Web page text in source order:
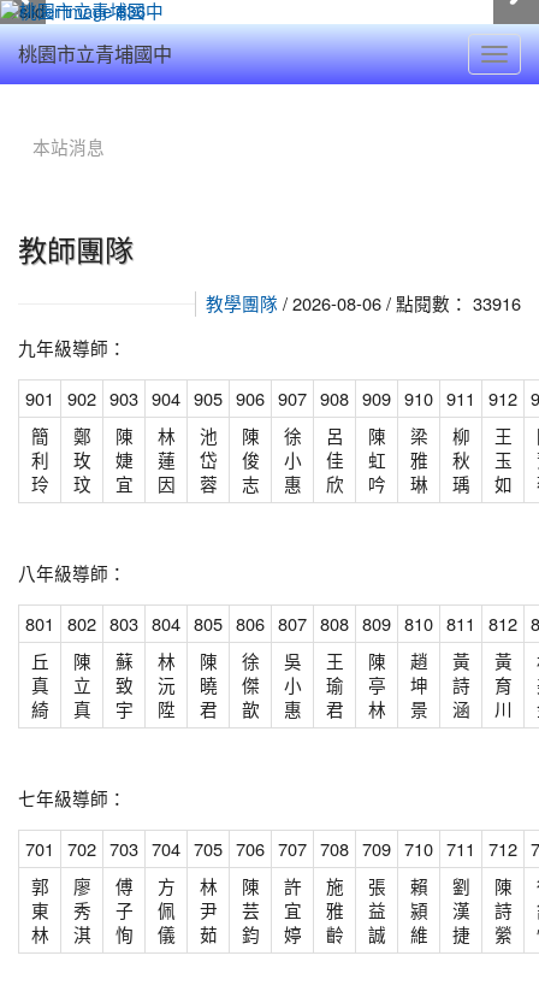
桃園市立青埔國中
本站消息
教師團隊
教學團隊 / 2026-08-06 / 點閱數： 33916
九年級導師：
901
902 903 904 905 906 907 908 909 910 911 912
簡
利
玲
鄭
玫
玟
陳
婕
宜
林
蓮
因
池
岱
蓉
陳
俊
志
徐
小
惠
呂
佳
欣
陳
虹
吟
梁
雅
琳
柳
秋
瑀
王
玉
如
八年級導師：
801
802 803 804 805 806 807 808 809 810 811 812
丘
真
綺
陳
立
真
蘇
致
宇
林
沅
陞
陳
曉
君
徐
傑
歆
吳
小
惠
王
瑜
君
陳
亭
林
趙
坤
景
黃
詩
涵
黃
育
川
七年級導師：
701
702 703 704 705 706 707 708 709 710 711 712
郭
東
林
廖
秀
淇
傅
子
恂
方
佩
儀
林
尹
茹
陳
芸
鈞
許
宜
婷
施
雅
齡
張
益
誠
賴
潁
維
劉
漢
捷
陳
詩
縈